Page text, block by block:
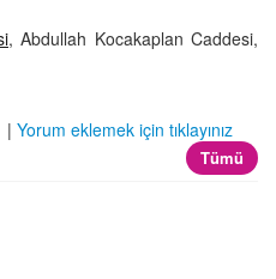
, Abdullah Kocakaplan Caddesi,
| Yorum eklemek için tıklayınız
Tümü